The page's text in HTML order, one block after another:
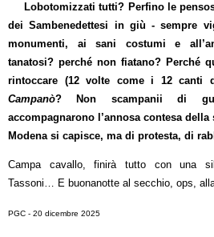
Lobotomizzati tutti? Perfino le
dei Sambenedettesi in giù - sempre
monumenti, ai sani costumi e
tanatosi? perché non fiatano? Perché
rintoccare (12 volte come i 12 canti
Campanò? Non scampanii di
accompagnarono l’annosa contesa
Modena si capisce, ma di protesta, di
Campa cavallo, finirà tutto con una
Tassoni… E buonanotte al secchio, ops,
PGC - 20 dicembre 2025